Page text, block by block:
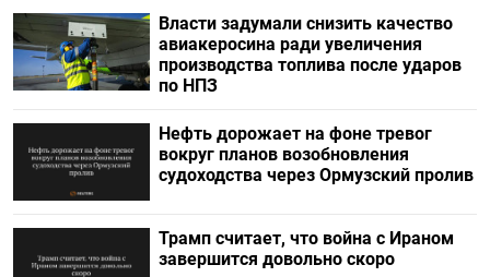
Власти задумали снизить качество
авиакеросина ради увеличения
производства топлива после ударов
по НПЗ
Нефть дорожает на фоне тревог
вокруг планов возобновления
судоходства через Ормузский пролив
Трамп считает, что война с Ираном
завершится довольно скоро